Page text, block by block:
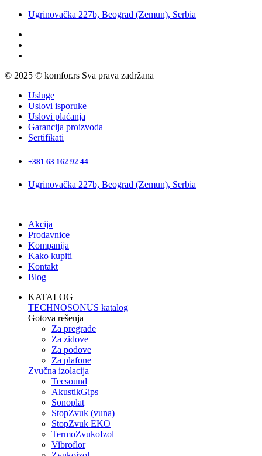
Ugrinovačka 227b, Beograd (Zemun), Serbia
© 2025 © komfor.rs Sva prava zadržana
Usluge
Uslovi isporuke
Uslovi plaćanja
Garancija proizvoda
Sertifikati
+381 63 162 92 44
Ugrinovačka 227b, Beograd (Zemun), Serbia
Akcija
Prodavnice
Kompanija
Kako kupiti
Kontakt
Blog
KATALOG
TECHNOSONUS katalog
Gotova rešenja
Za pregrade
Za zidove
Za podove
Za plafone
Zvučna izolacija
Tecsound
AkustikGips
Sonoplat
StopZvuk (vuna)
StopZvuk EKO
TermoZvukoIzol
Vibroflor